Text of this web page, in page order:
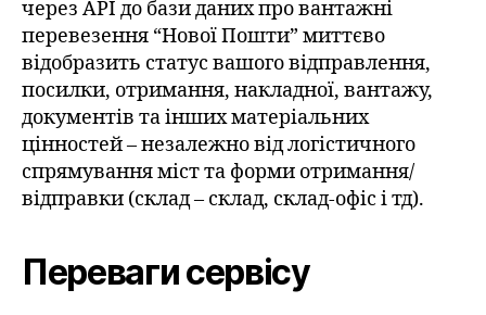
через API до бази даних про вантажні
перевезення “Нової Пошти” миттєво
відобразить статус вашого відправлення,
посилки, отримання, накладної, вантажу,
документів та інших матеріальних
цінностей – незалежно від логістичного
спрямування міст та форми отримання/
відправки (склад – склад, склад-офіс і тд).
Переваги сервісу